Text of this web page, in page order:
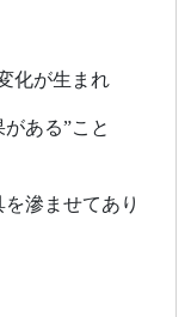
化が生まれ
ある”こと
滲ませてあり